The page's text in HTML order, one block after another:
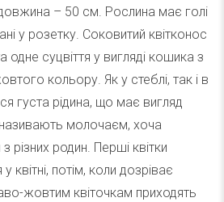
– 50 см. Рослина має голі
у розетку. Соковитий квітконос
суцвіття у вигляді кошика з
кольору. Як у стеблі, так і в
густа рідина, що має вигляд
називають молочаєм, хоча
різних родин. Перші квітки
квітні, потім, коли дозріває
жовтим квіточкам приходять